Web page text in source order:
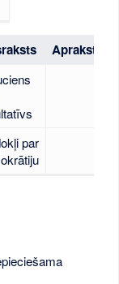
Apraksts
par